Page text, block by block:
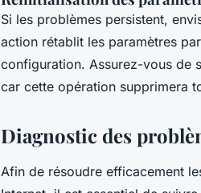
Si les problèmes persistent,
action rétablit les paramètres
configuration. Assurez-vous de
car cette opération supprimera
Diagnostic des
Afin de résoudre efficacement